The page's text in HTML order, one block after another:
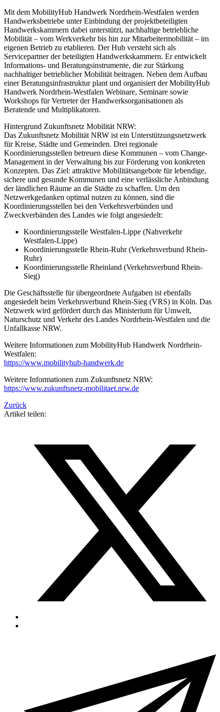
Mit dem MobilityHub Handwerk Nordrhein-Westfalen werden
Handwerksbetriebe unter Einbindung der projektbeteiligten
Handwerkskammern dabei unterstützt, nachhaltige betriebliche
Mobilität – vom Werkverkehr bis hin zur Mitarbeitermobilität – im
eigenen Betrieb zu etablieren. Der Hub versteht sich als
Servicepartner der beteiligten Handwerkskammern. Er entwickelt
Informations- und Beratungsinstrumente, die zur Stärkung
nachhaltiger betrieblicher Mobilität beitragen. Neben dem Aufbau
einer Beratungsinfrastruktur plant und organisiert der MobilityHub
Handwerk Nordrhein-Westfalen Webinare, Seminare sowie
Workshops für Vertreter der Handwerksorganisationen als
Beratende und Multiplikatoren.
Hintergrund Zukunftsnetz Mobilität NRW:
Das Zukunftsnetz Mobilität NRW ist ein Unterstützungsnetzwerk
für Kreise, Städte und Gemeinden. Drei regionale
Koordinierungsstellen betreuen diese Kommunen – vom Change-
Management in der Verwaltung bis zur Förderung von konkreten
Konzepten. Das Ziel: attraktive Mobilitätsangebote für lebendige,
sichere und gesunde Kommunen und eine verlässliche Anbindung
der ländlichen Räume an die Städte zu schaffen. Um den
Netzwerkgedanken optimal nutzen zu können, sind die
Koordinierungsstellen bei den Verkehrsverbünden und
Zweckverbänden des Landes wie folgt angesiedelt:
Koordinierungsstelle Westfalen-Lippe (Nahverkehr
Westfalen-Lippe)
Koordinierungsstelle Rhein-Ruhr (Verkehrsverbund Rhein-
Ruhr)
Koordinierungsstelle Rheinland (Verkehrsverbund Rhein-
Sieg)
Die Geschäftsstelle für übergeordnete Aufgaben ist ebenfalls
angesiedelt beim Verkehrsverbund Rhein-Sieg (VRS) in Köln. Das
Netzwerk wird gefördert durch das Ministerium für Umwelt,
Naturschutz und Verkehr des Landes Nordrhein-Westfalen und die
Unfallkasse NRW.
Weitere Informationen zum MobilityHub Handwerk Nordrhein-
Westfalen:
https://www.mobilityhub-handwerk.de
Weitere Informationen zum Zukunftsnetz NRW:
https://www.zukunftsnetz-mobilitaet.nrw.de
Zurück
Artikel teilen: